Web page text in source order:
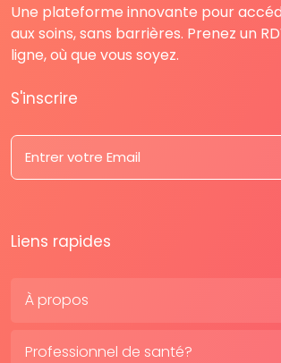
Une plateforme innovante pour
aux soins, sans barrières. Prenez un
ligne, où que vous soyez.
S'inscrire
Liens rapides
À propos
Professionnel de santé?